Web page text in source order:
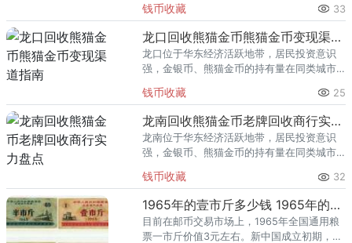
熊猫金币的需求就明显升温，但鱼龙混杂的
回收渠道里，能精准识别版别溢
钱币收藏 33
龙口回收熊猫金币熊猫金币变现渠道指南
龙口位于华东经济活跃地带，居民投资意识
强，金银币、熊猫金币的持有量在同类城市
熊猫金币的需求就明显升温，但鱼龙混杂的
回收渠道里，能精准识别版别溢
钱币收藏 25
龙南回收熊猫金币老牌回收商行实力盘点
龙南位于华东经济活跃地带，居民投资意识
强，金银币、熊猫金币的持有量在同类城市
熊猫金币的需求就明显升温，但鱼龙混杂的
回收渠道里，能精准识别版别溢
钱币收藏 32
1965年的壹市斤多少钱 1965年的壹市斤价值
目前在邮币交易市场上，1965年全国通用粮
票一市斤价值3元左右。新中国成立初期，物